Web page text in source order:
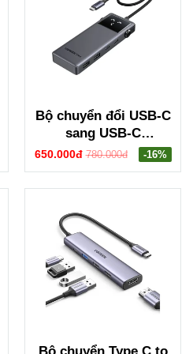
Bộ chuyển đổi USB-C
sang USB-C
PD+2*USB
3.2+2*USB-C
3.2+HDMI Groovy
35998 CD361
650.000đ 780.000đ -16%
Bộ chuyển Type C to